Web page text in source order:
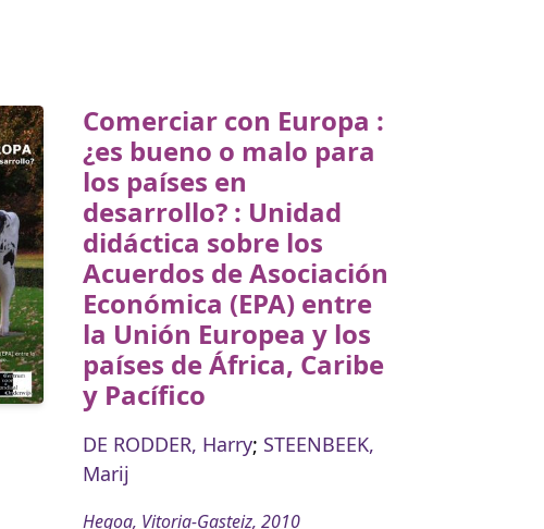
Comerciar con Europa :
¿es bueno o malo para
los países en
desarrollo? : Unidad
didáctica sobre los
Acuerdos de Asociación
Económica (EPA) entre
la Unión Europea y los
países de África, Caribe
y Pacífico
DE RODDER, Harry; STEENBEEK,
Marij
Hegoa, Vitoria-Gasteiz, 2010